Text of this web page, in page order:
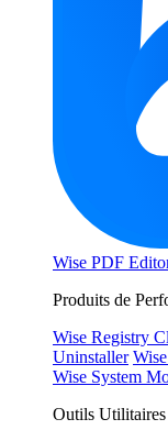
Wise PDF
Produits de
Wise Registry
Uninstaller
Wise System
Outils Utilitaires